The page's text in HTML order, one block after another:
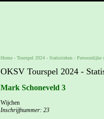
Home- Tourspel 2024- Statistieken - Persoonlijke
OKSV Tourspel 2024 -
Mark Schoneveld 3
Wijchen
Inschrijfnummer: 23